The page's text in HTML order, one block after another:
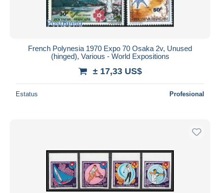
French Polynesia 1970 Expo 70 Osaka 2v, Unused
(hinged), Various - World Expositions
± 17,33 US$
Estatus Profesional